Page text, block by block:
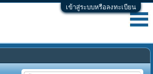
เข้าสู่ระบบหรือลงทะเบียน